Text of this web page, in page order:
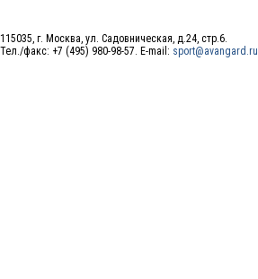
115035, г. Москва, ул. Садовническая, д.24, стр.6.
Тел./факс: +7 (495) 980-98-57. E-mail: sport@avangard.ru